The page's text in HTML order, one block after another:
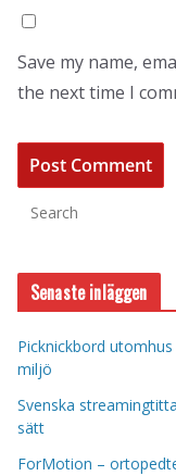
Save my name,
the next time I
Senaste inläggen
Picknickbord
miljö
Svenska
sätt
ForMotion –